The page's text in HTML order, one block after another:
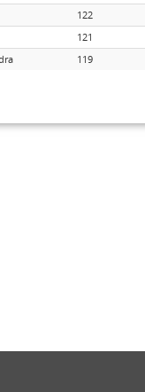
122
121
119